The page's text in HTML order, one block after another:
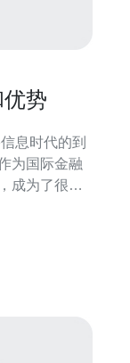
势
为国际金融
成为了很多